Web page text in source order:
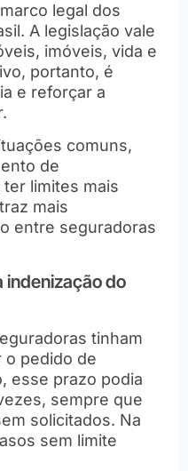
legal dos
A legislação vale
imóveis, vida e
portanto, é
e reforçar a
comuns,
de
limites mais
mais
entre seguradoras
indenização do
tinham
o pedido de
esse prazo podia
sempre que
solicitados. Na
sem limite